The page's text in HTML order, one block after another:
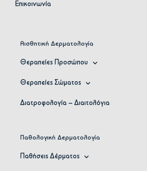
Επικοινωνία
Αισθητική Δερματολογία
Θεραπείες Προσώπου
Θεραπείες Σώματος
Διατροφολογία – Διαιτολόγια
Παθολογική Δερματολογία
Παθήσεις Δέρματος